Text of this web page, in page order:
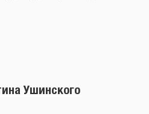
Ушинского